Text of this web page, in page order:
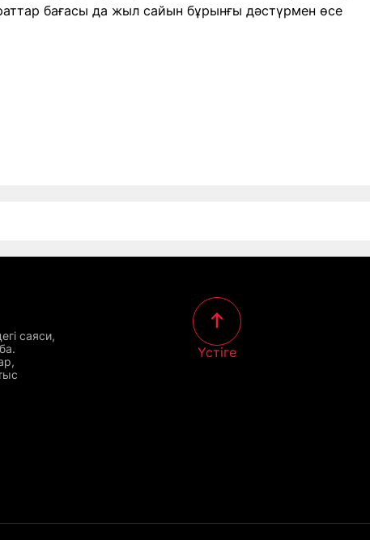
бағасы да жыл сайын бұрынғы дәстүрмен өсе
саяси,
Үстіге